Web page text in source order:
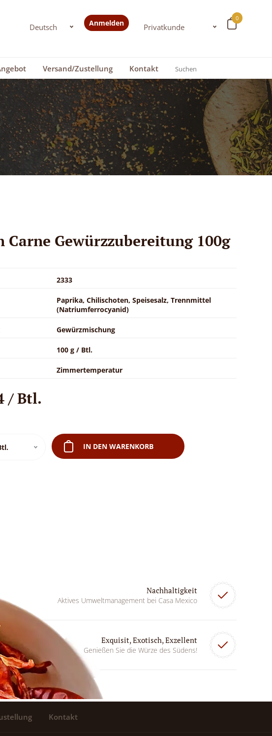
0
Anmelden
Versand/Zustellung Kontakt
Carne Gewürzzubereitung 100g
2333
Paprika, Chilischoten, Speisesalz, Trennmittel
(Natriumferrocyanid)
Gewürzmischung
100 g / Btl.
Zimmertemperatur
/ Btl.
IN DEN WARENKORB
Nachhaltigkeit
Aktives Umweltmanagement bei Casa Mexico
Exquisit, Exotisch, Exzellent
Genießen Sie die Würze des Südens!
Kontakt